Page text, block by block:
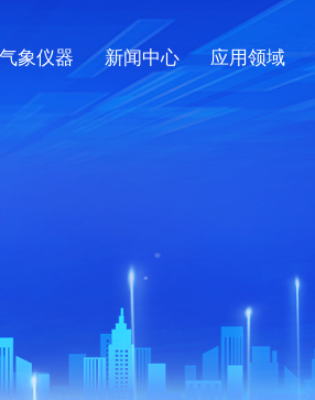
象仪器 新闻中心 应用领域